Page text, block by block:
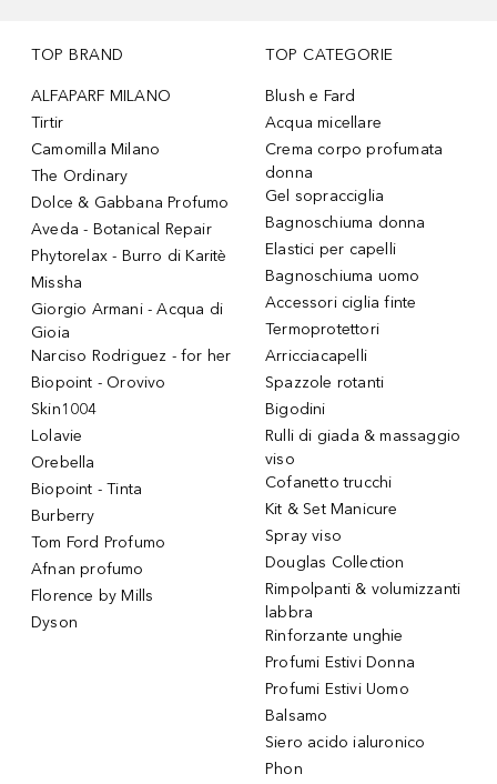
TOP BRAND
ALFAPARF MILANO
Tirtir
Camomilla Milano
The Ordinary
Dolce & Gabbana Profumo
Aveda - Botanical Repair
Phytorelax - Burro di Karitè
Missha
Giorgio Armani - Acqua di
Gioia
Narciso Rodriguez - for her
Biopoint - Orovivo
Skin1004
Lolavie
Orebella
Biopoint - Tinta
Burberry
Tom Ford Profumo
Afnan profumo
Florence by Mills
Dyson
TOP CATEGORIE
Blush e Fard
Acqua micellare
Crema corpo profumata
donna
Gel sopracciglia
Bagnoschiuma donna
Elastici per capelli
Bagnoschiuma uomo
Accessori ciglia finte
Termoprotettori
Arricciacapelli
Spazzole rotanti
Bigodini
Rulli di giada & massaggio
viso
Cofanetto trucchi
Kit & Set Manicure
Spray viso
Douglas Collection
Rimpolpanti & volumizzanti
labbra
Rinforzante unghie
Profumi Estivi Donna
Profumi Estivi Uomo
Balsamo
Siero acido ialuronico
Phon